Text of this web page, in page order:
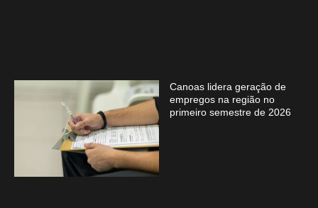
Canoas lidera geração de
empregos na região no
primeiro semestre de 2026